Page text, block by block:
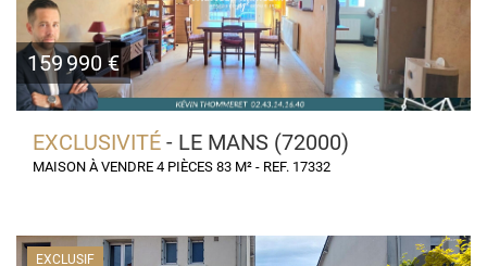
159 990 €
EXCLUSIVITÉ - LE MANS (72000)
MAISON À VENDRE 4 PIÈCES 83 M² - REF. 17332
EXCLUSIF